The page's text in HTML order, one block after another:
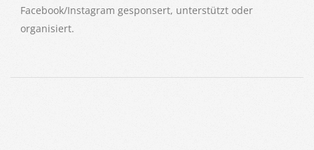
Facebook/Instagram gesponsert, unterstützt oder
organisiert.